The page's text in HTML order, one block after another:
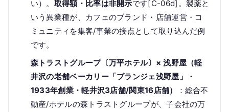
い）。 取得額・比率は非開示です[C-06d]。製薬と
いう異業種が、カフェのブランド・店舗運営・コ
ミュニティを集客/事業の接点として取り込んだ例
です。
森トラストグループ〔万平ホテル〕× 浅野屋（軽
井沢の老舗ベーカリー「ブランジェ浅野屋」・
1933年創業・軽井沢3店舗/関東16店舗）
：総合不
動産/ホテルの森トラストグループが、子会社の万